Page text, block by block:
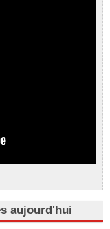
aujourd'hui